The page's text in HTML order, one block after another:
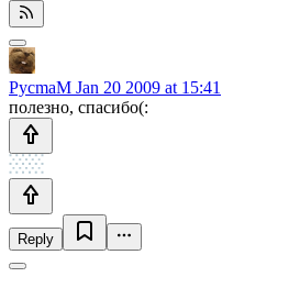
PycmaM Jan 20 2009 at 15:41
полезно, спасибо(:
Reply